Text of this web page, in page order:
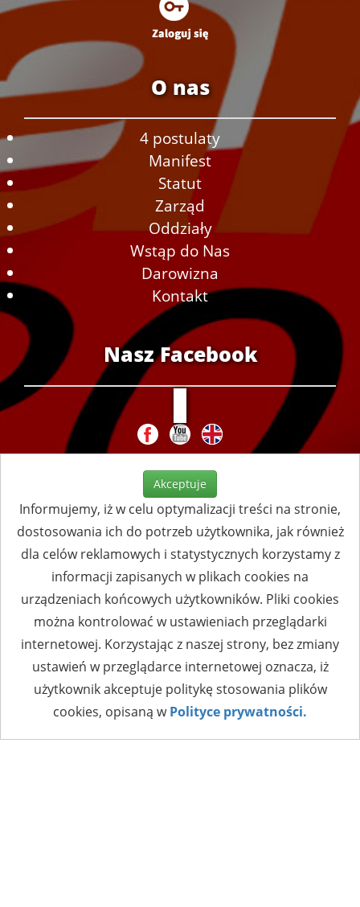
O nas
4 postulaty
Manifest
Statut
Zarząd
Oddziały
Wstąp do Nas
Darowizna
Kontakt
Nasz Facebook
Akceptuje
Informujemy, iż w celu optymalizacji treści na stronie,
dostosowania ich do potrzeb użytkownika, jak również
dla celów reklamowych i statystycznych korzystamy z
informacji zapisanych w plikach cookies na
urządzeniach końcowych użytkowników. Pliki cookies
można kontrolować w ustawieniach przeglądarki
internetowej. Korzystając z naszej strony, bez zmiany
ustawień w przeglądarce internetowej oznacza, iż
użytkownik akceptuje politykę stosowania plików
cookies, opisaną wPolityce prywatności.